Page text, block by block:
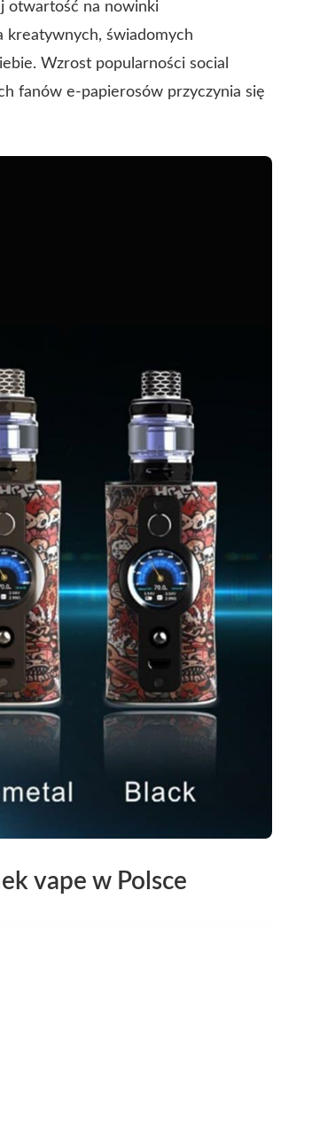
otwartość na nowinki
kreatywnych, świadomych
Wzrost popularności social
fanów e-papierosów przyczynia się
vape w Polsce